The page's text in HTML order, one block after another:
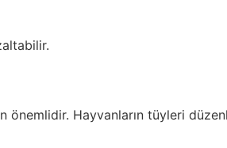
Hayvanların tüyleri